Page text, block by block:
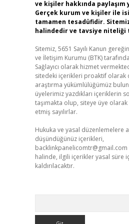
ve kişiler hakkında paylaşım
Gerçek kurum ve kişiler ile
tamamen tesadüfidir.
halindedir ve tavsiye niteliği
Sitemiz, 5651 Sayılı Kanun
ve İletişim Kurumu (BTK)
Sağlayıcı olarak hizmet
sitedeki içerikleri proaktif olarak
araştırma yükümlülüğümüz
üyelerimiz yazdıkları içeriklerin
taşımakta olup, siteye üye
etmiş sayılırlar.
Hukuka ve yasal düzenlemelere
düşündüğünüz içerikleri,
backlinkpanelicomtr@gmail.com
halinde, ilgili içerikler yasal süre
kaldırılacaktır.